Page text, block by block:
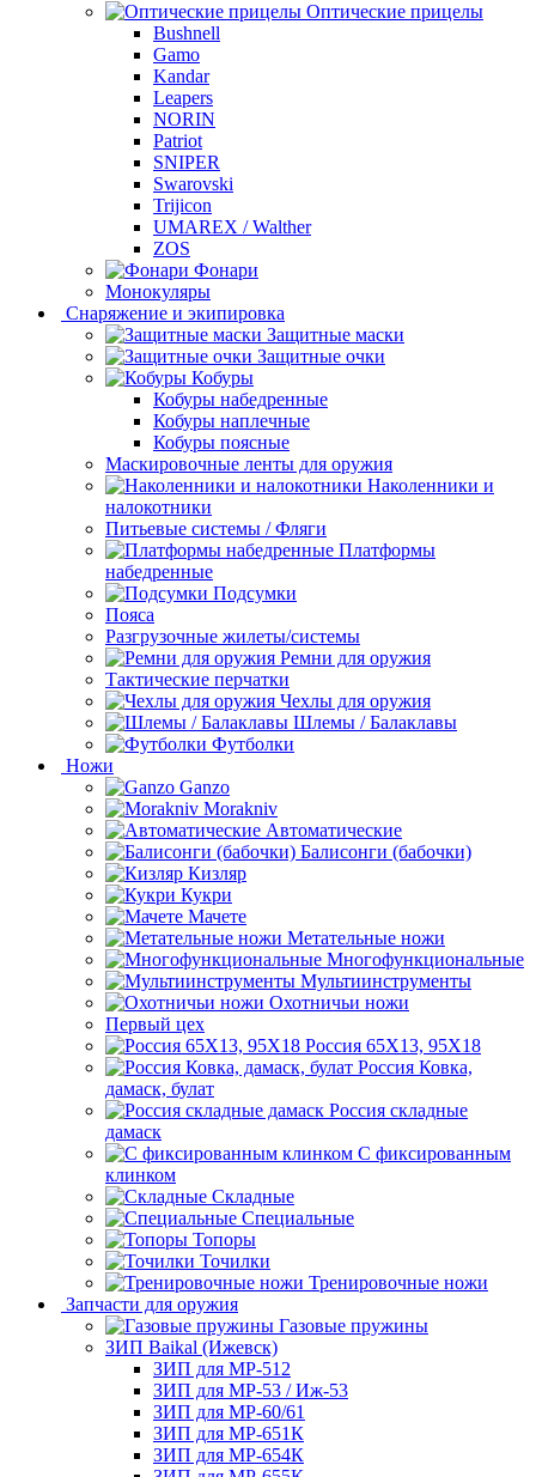
Оптические прицелы
Bushnell
Gamo
Kandar
Leapers
NORIN
Patriot
SNIPER
Swarovski
Trijicon
UMAREX / Walther
ZOS
Фонари
Монокуляры
Снаряжение и экипировка
Защитные маски
Защитные очки
Кобуры
Кобуры набедренные
Кобуры наплечные
Кобуры поясные
Маскировочные ленты для оружия
Наколенники и
налокотники
Питьевые системы / Фляги
Платформы
набедренные
Подсумки
Пояса
Разгрузочные жилеты/системы
Ремни для оружия
Тактические перчатки
Чехлы для оружия
Шлемы / Балаклавы
Футболки
Ножи
Ganzo
Morakniv
Автоматические
Балисонги (бабочки)
Кизляр
Кукри
Мачете
Метательные ножи
Многофункциональные
Мультиинструменты
Охотничьи ножи
Первый цех
Россия 65Х13, 95Х18
Россия Ковка,
дамаск, булат
Россия складные
дамаск
С фиксированным
клинком
Складные
Специальные
Топоры
Точилки
Тренировочные ножи
Запчасти для оружия
Газовые пружины
ЗИП Baikal (Ижевск)
ЗИП для МР-512
ЗИП для МР-53 / Иж-53
ЗИП для МР-60/61
ЗИП для МР-651К
ЗИП для МР-654К